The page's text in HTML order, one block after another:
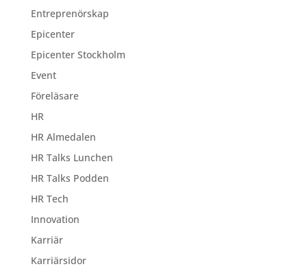
Entreprenörskap
Epicenter
Epicenter Stockholm
Event
Föreläsare
HR
HR Almedalen
HR Talks Lunchen
HR Talks Podden
HR Tech
Innovation
Karriär
Karriärsidor